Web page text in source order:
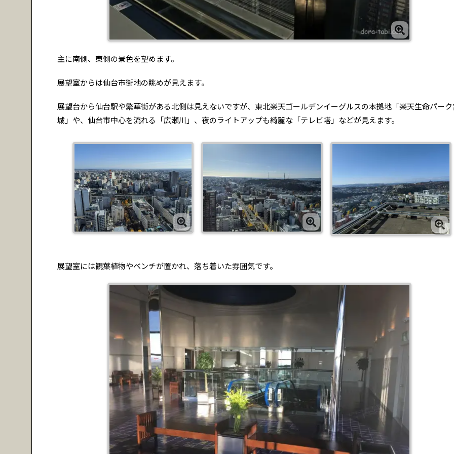
主に南側、東側の景色を望めます。
展望室からは仙台市街地の眺めが見えます。
展望台から仙台駅や繁華街がある北側は見えないですが、東北楽天ゴールデンイーグルスの本拠地「楽天生命パー
城」や、仙台市中心を流れる「広瀬川」、夜のライトアップも綺麗な「テレビ塔」などが見えます。
展望室には観葉植物やベンチが置かれ、落ち着いた雰囲気です。